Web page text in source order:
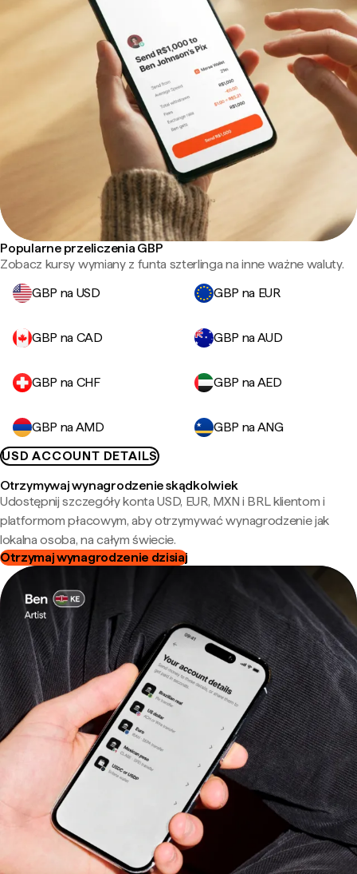
Popularne przeliczenia GBP
Zobacz kursy wymiany z funta szterlinga na inne ważne waluty.
GBP na USD
GBP na EUR
GBP na CAD GBP na AUD
GBP na CHF GBP na AED
GBP na AMD
GBP na ANG
USD ACCOUNT DETAILS
Otrzymywaj wynagrodzenie skądkolwiek
Udostępnij szczegóły konta USD, EUR, MXN i BRL klientom i
platformom płacowym, aby otrzymywać wynagrodzenie jak
lokalna osoba, na całym świecie.
Otrzymaj wynagrodzenie dzisiaj